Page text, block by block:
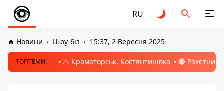
RU
Новини Шоу-біз 15:37, 2 Вересня 2025
ТОПТЕМИ: ⚠️ Краматорськ, Костянтинівка 🔴 Ракетний